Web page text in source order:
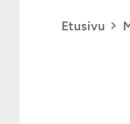
Etusivu